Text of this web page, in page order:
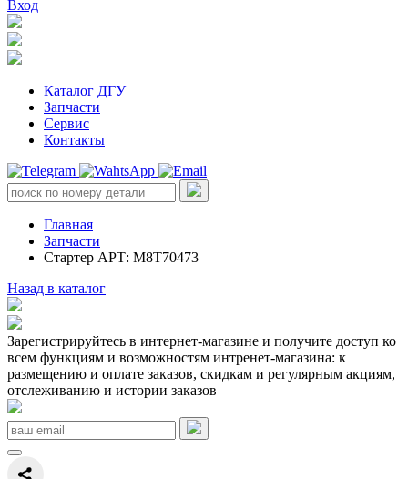
Вход
Каталог ДГУ
Запчасти
Сервис
Контакты
Главная
Запчасти
Стартер АРТ: M8T70473
Назад в каталог
Зарегистрируйтесь в интернет-магазине и получите доступ ко
всем функциям и возможностям интренет-магазина: к
размещению и оплате заказов, скидкам и регулярным акциям,
отслеживанию и истории заказов